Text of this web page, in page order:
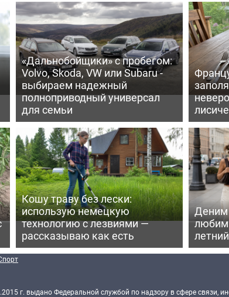
«Дальнобойщики» с пробегом:
Volvo, Skoda, VW или Subaru -
выбираем надежный
полноприводный универсал
для семьи
Кошу траву без лески:
использую немецкую
технологию с лезвиями —
рассказываю как есть
Деним
г. выдано Федеральной службой по надзору в сфере связи,